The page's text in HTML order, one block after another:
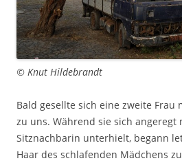
© Knut Hildebrandt
Bald gesellte sich eine zweite Frau
zu uns. Während sie sich
Sitznachbarin unterhielt, begann
Haar des schlafenden Mädchens